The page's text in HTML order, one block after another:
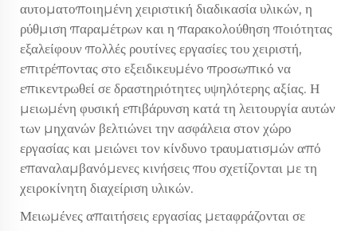
αυτοματοποιημένη χειριστική διαδικασία υλικών, η
ρύθμιση παραμέτρων και η παρακολούθηση ποιότητας
εξαλείφουν πολλές ρουτίνες εργασίες του χειριστή,
επιτρέποντας στο εξειδικευμένο προσωπικό να
επικεντρωθεί σε δραστηριότητες υψηλότερης αξίας. Η
μειωμένη φυσική επιβάρυνση κατά τη λειτουργία αυτών
των μηχανών βελτιώνει την ασφάλεια στον χώρο
εργασίας και μειώνει τον κίνδυνο τραυματισμών από
επαναλαμβανόμενες κινήσεις που σχετίζονται με τη
χειροκίνητη διαχείριση υλικών.
Μειωμένες απαιτήσεις εργασίας μεταφράζονται σε